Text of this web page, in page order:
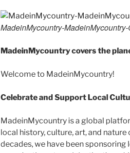
MadeinMycountry-
MadeinMycountry covers the
Welcome to MadeinMycountry!
Celebrate and Support Local
MadeinMycountry is a global
local history, culture, art, and
decades, we have been sponsoring